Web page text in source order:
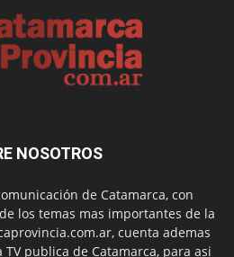
NOSOTROS
de Catamarca, con
los temas mas importantes de la
cuenta ademas
publica de Catamarca, para asi